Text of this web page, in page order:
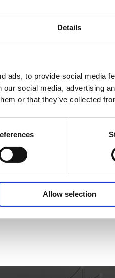
Details
ads, to provide social media
our social media, advertising
or that they’ve collected
Allow selection
DKK 114,81